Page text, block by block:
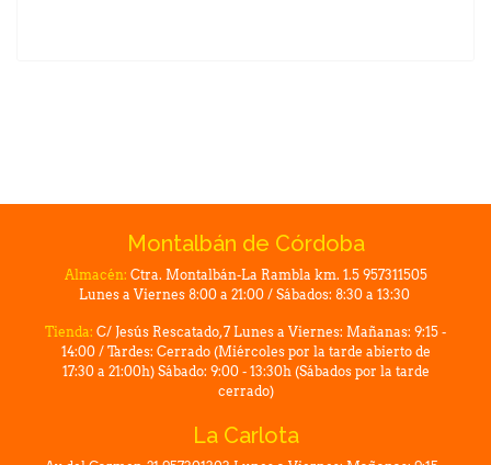
Montalbán de Córdoba
Almacén: Ctra. Montalbán-La Rambla km. 1.5 957311505
Lunes a Viernes 8:00 a 21:00 / Sábados: 8:30 a 13:30
Tienda: C/ Jesús Rescatado, 7 Lunes a Viernes: Mañanas: 9:15 -
14:00 / Tardes: Cerrado (Miércoles por la tarde abierto de
17:30 a 21:00h) Sábado: 9:00 - 13:30h (Sábados por la tarde
cerrado)
La Carlota